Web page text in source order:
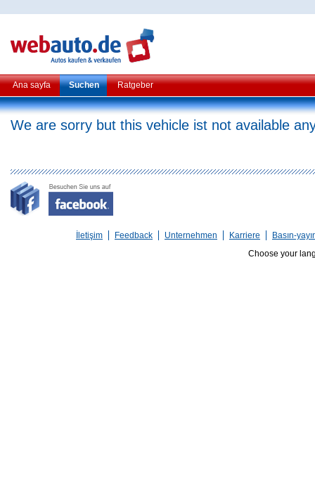
Ana sayfa Suchen Ratgeber
We are sorry but this vehicle ist not available
İletişim Feedback Unternehmen Karriere
Basın-
Choose your